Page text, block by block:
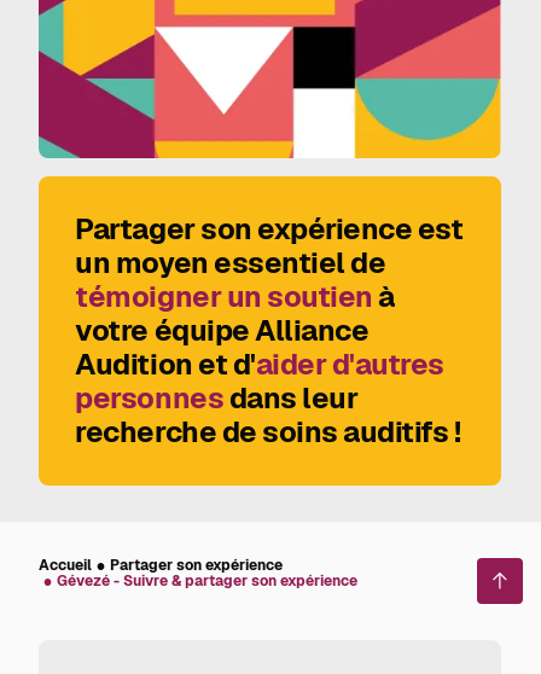
Partager son expérience est
un moyen essentiel de
témoigner un soutien à
votre équipe Alliance
Audition et d'aider d'autres
personnesdans leur
recherche de soins auditifs !
Accueil
Partager son expérience
Gévezé - Suivre & partager son expérience
en